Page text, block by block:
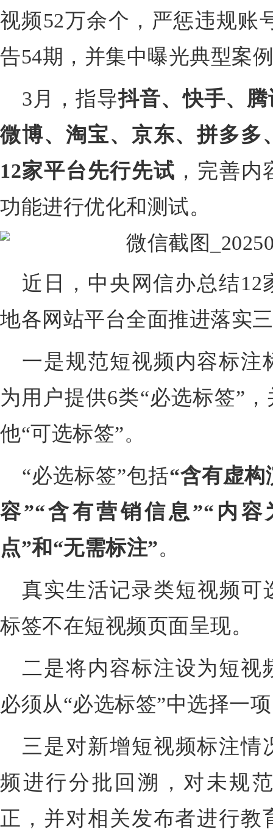
视频52万余个，严惩违规账
告54期，并集中曝光典型案
3月，指导抖音、快手、
微博、淘宝、京东、拼多多
12家平台先行先试 ，完善
功能进行优化和测试。
近日，中央网信办总结
地各网站平台全面推进落实
一是规范短视频内容标注
为用户提供6类“必选标签”
他“可选标签”。
“必选标签”包括“含有虚
容”“含有营销信息”“内
点”和“无需标注”。
真实生活记录类短视频可
标签不在短视频页面呈现。
二是将内容标注设为短视
必须从“必选标签”中选择一
三是对新增短视频标注
频进行分批回溯，对未规
正，并对相关发布者进行教